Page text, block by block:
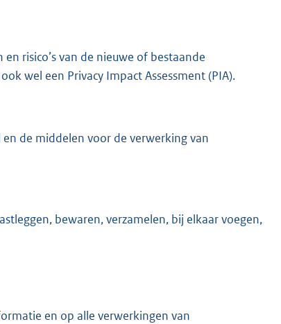
risico’s van de nieuwe of bestaande
wel een Privacy Impact Assessment (PIA).
de middelen voor de verwerking van
bewaren, verzamelen, bij elkaar voegen,
en op alle verwerkingen van